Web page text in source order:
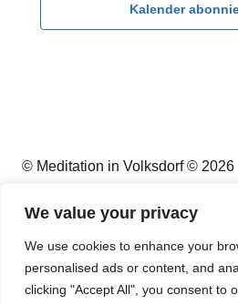
We value your privacy
We use cookies to enhance your
personalised ads or content, and
clicking "Accept All", you consent to
Kalender
© Meditation in Volksdorf © 2026
Datenschutz